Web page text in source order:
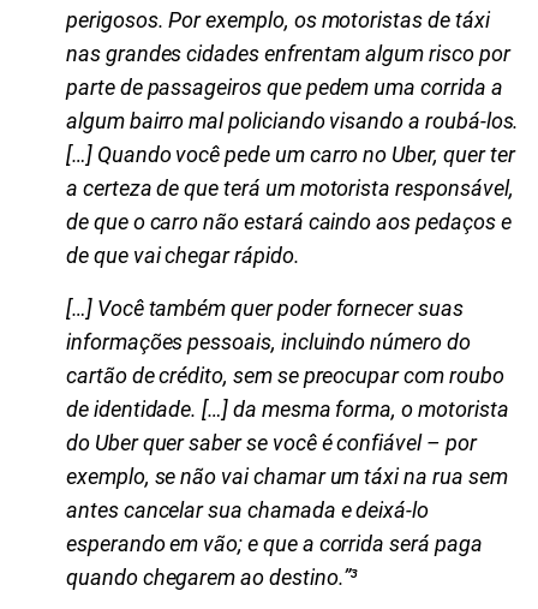
perigosos. Por exemplo, os motoristas de táxi
nas grandes cidades enfrentam algum risco por
parte de passageiros que pedem uma corrida a
algum bairro mal policiando visando a roubá-los.
[…] Quando você pede um carro no Uber, quer ter
a certeza de que terá um motorista responsável,
de que o carro não estará caindo aos pedaços e
de que vai chegar rápido.
[…] Você também quer poder fornecer suas
informações pessoais, incluindo número do
cartão de crédito, sem se preocupar com roubo
de identidade. […] da mesma forma, o motorista
do Uber quer saber se você é confiável – por
exemplo, se não vai chamar um táxi na rua sem
antes cancelar sua chamada e deixá-lo
esperando em vão; e que a corrida será paga
quando chegarem ao destino.”³